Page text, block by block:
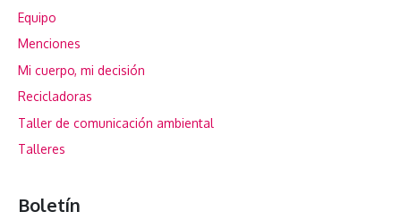
Equipo
Menciones
Mi cuerpo, mi decisión
Recicladoras
Taller de comunicación ambiental
Talleres
Boletín